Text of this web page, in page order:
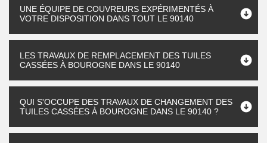
UNE ÉQUIPE DE COUVREURS EXPÉRIMENTÉS À
VOTRE DISPOSITION DANS TOUT LE 90140
LES TRAVAUX DE REMPLACEMENT DES TUILES
CASSÉES À BOUROGNE DANS LE 90140
QUI S'OCCUPE DES TRAVAUX DE CHANGEMENT DES
TUILES CASSÉES À BOUROGNE DANS LE 90140 ?